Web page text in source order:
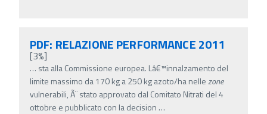
PDF: RELAZIONE PERFORMANCE 2011
[3%]
… sta alla Commissione europea. Lâ€™innalzamento del
limite massimo da 170 kg a 250 kg azoto/ha nellezone
vulnerabili, Ã¨ stato approvato dal Comitato Nitrati del 4
ottobre e pubblicato con la decision …